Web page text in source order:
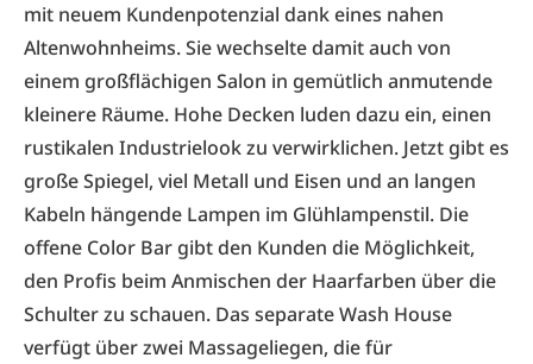
mit neuem Kundenpotenzial dank eines nahen
Altenwohnheims. Sie wechselte damit auch von
einem großflächigen Salon in gemütlich anmutende
kleinere Räume. Hohe Decken luden dazu ein, einen
rustikalen Industrielook zu verwirklichen. Jetzt gibt es
große Spiegel, viel Metall und Eisen und an langen
Kabeln hängende Lampen im Glühlampenstil. Die
offene Color Bar gibt den Kunden die Möglichkeit,
den Profis beim Anmischen der Haarfarben über die
Schulter zu schauen. Das separate Wash House
verfügt über zwei Massageliegen, die für